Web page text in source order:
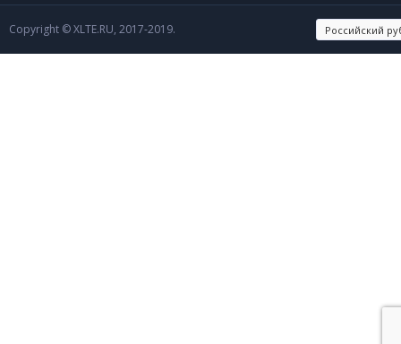
Copyright © XLTE.RU, 2017-2019.